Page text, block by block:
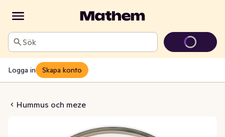
Sök
Logga in Skapa konto
Hummus och meze
Original